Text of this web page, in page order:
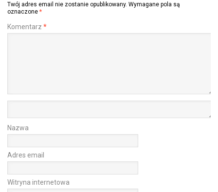
Twój adres email nie zostanie opublikowany. Wymagane pola są
oznaczone *
Komentarz *
Nazwa
Adres email
Witryna internetowa